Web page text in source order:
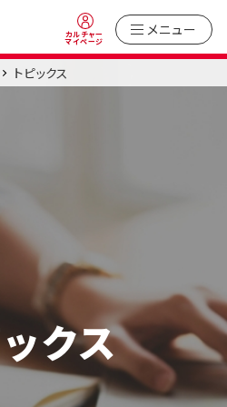
カルチャー
マイページ
メニュー
クス
トピックス